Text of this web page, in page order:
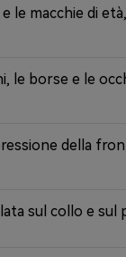
le macchie di
le borse e le
della
sul collo e sul